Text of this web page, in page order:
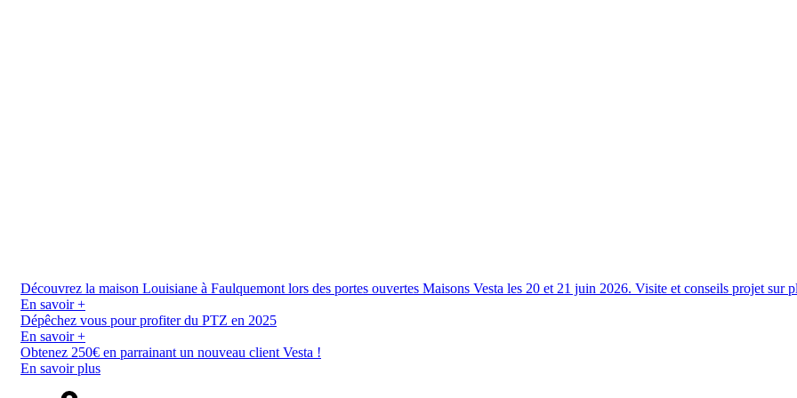
Découvrez la maison Louisiane à Faulquemont lors des portes ouvertes Maisons Vesta les 20 et 21 juin 2026. Visite et conseils projet sur
En savoir +
Dépêchez vous pour profiter du PTZ en 2025
En savoir +
Obtenez 250€ en parrainant un nouveau client Vesta !
En savoir plus